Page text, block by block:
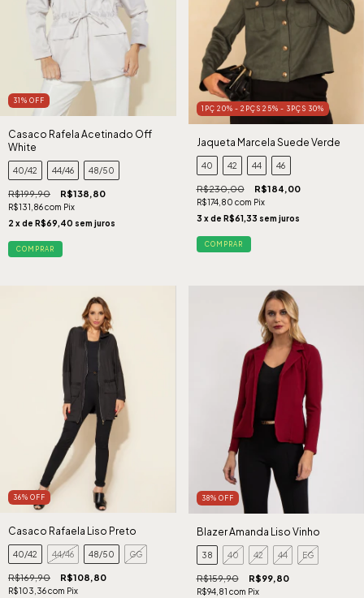
31 % OFF
Casaco Rafela Acetinado Off
White
40/42 44/46 48/50
R$199,90 R$138,80
R$131,86com Pix
2 x de R$69,40 sem juros
COMPRAR
1PÇ 20% - 2PÇS 25% - 3PÇS 30%
Jaqueta Marcela Suede Verde
40 42 44 46
R$230,00 R$184,00
R$174,80 com Pix
3 x de R$61,33 sem juros
COMPRAR
36% OFF
Casaco Rafaela Liso Preto
40/42 44/46 48/50 GG
R$169,90 R$108,80
R$103,36com Pix
38% OFF
Blazer Amanda Liso Vinho
38 40 42 44 EG
R$159,90 R$99,80
R$94,81 com Pix